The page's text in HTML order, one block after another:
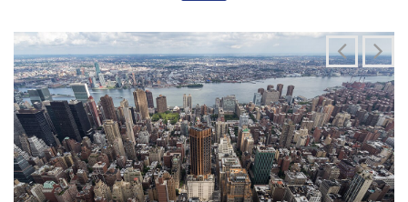
La inmigración impulsa la recuperación poblacional